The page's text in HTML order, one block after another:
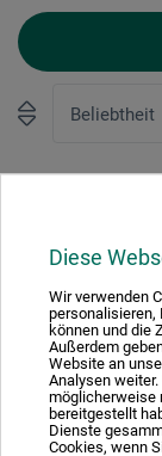
Diese
Wir verwenden
personalisieren,
können und die
Außerdem
Website an
Analysen
möglicherweise
bereitgestellt
Dienste
Cookies, wenn
Ausgezeichnet